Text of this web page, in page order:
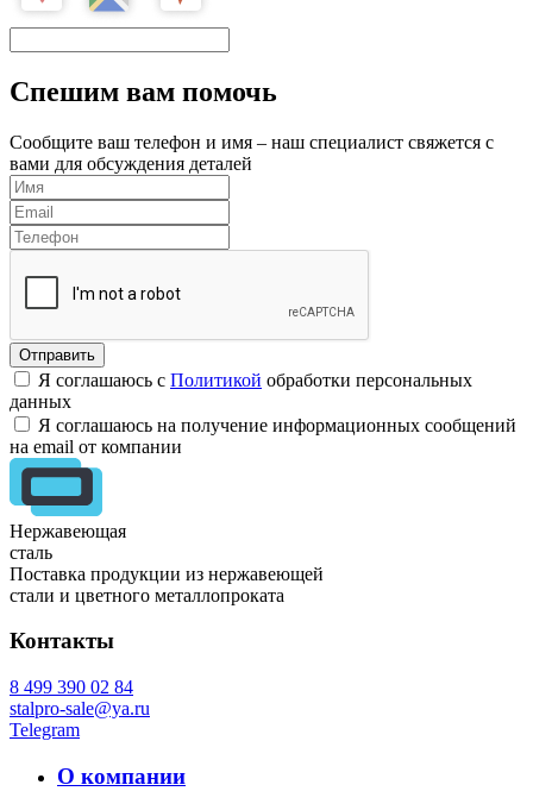
Спешим вам помочь
Сообщите ваш телефон и имя – наш специалист свяжется с
вами для обсуждения деталей
Я соглашаюсь с Политикой обработки персональных
данных
Я соглашаюсь на получение информационных сообщений
на email от компании
Нержавеющая
сталь
Поставка продукции из нержавеющей
стали и цветного металлопроката
Контакты
8 499 390 02 84
stalpro-sale@ya.ru
Telegram
О компании